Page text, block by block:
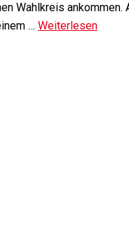
Wahlkreis
… Weiterlesen